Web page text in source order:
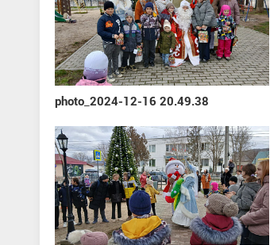
photo_2024-12-16 20.49.38